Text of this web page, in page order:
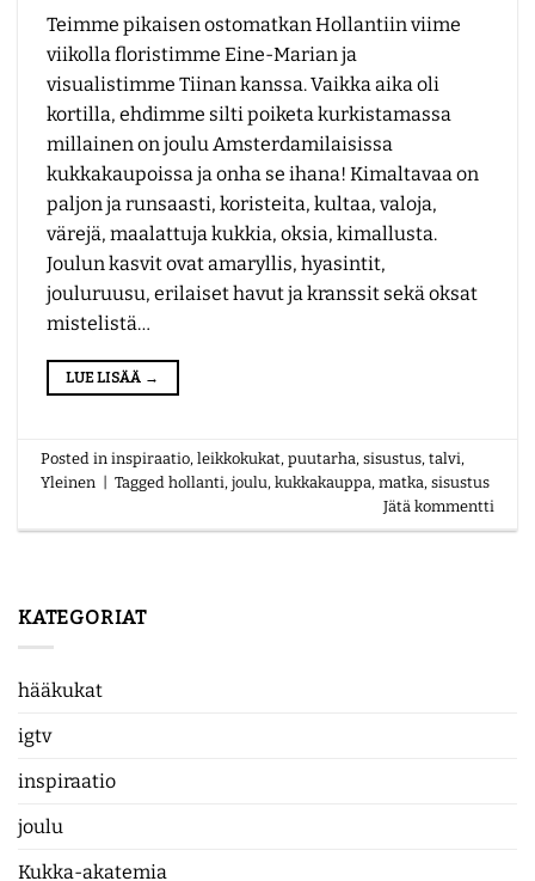
KATEGORIAT
hääkukat
igtv
inspiraatio
joulu
Kukka-akatemia
Teimme pikaisen ostomatkan Hollantiin viime
viikolla floristimme Eine-Marian ja
visualistimme Tiinan kanssa. Vaikka aika oli
kortilla, ehdimme silti poiketa kurkistamassa
millainen on joulu Amsterdamilaisissa
kukkakaupoissa ja onha se ihana! Kimaltavaa on
paljon ja runsaasti, koristeita, kultaa, valoja,
värejä, maalattuja kukkia, oksia, kimallusta.
Joulun kasvit ovat amaryllis, hyasintit,
jouluruusu, erilaiset havut ja kranssit sekä oksat
mistelistä…
LUE LISÄÄ →
Posted ininspiraatio,leikkokukat,puutarha,sisustus,talvi,
Yleinen
Taggedhollanti,joulu,kukkakauppa,matka,sisustus
Jätä kommentti